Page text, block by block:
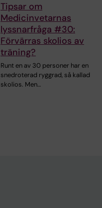
Tipsar om
Medicinvetarnas
lyssnarfråga #30:
Förvärras skolios av
träning?
Runt en av 30 personer har en
snedroterad ryggrad, så kallad
skolios. Men…